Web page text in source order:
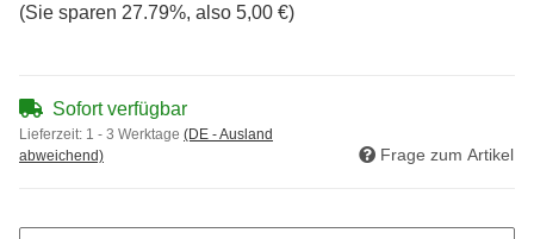
(Sie sparen 27.79%, also 5,00 €)
Sofort verfügbar
Lieferzeit: 1 - 3 Werktage (DE - Ausland
abweichend)
Frage zum Artikel